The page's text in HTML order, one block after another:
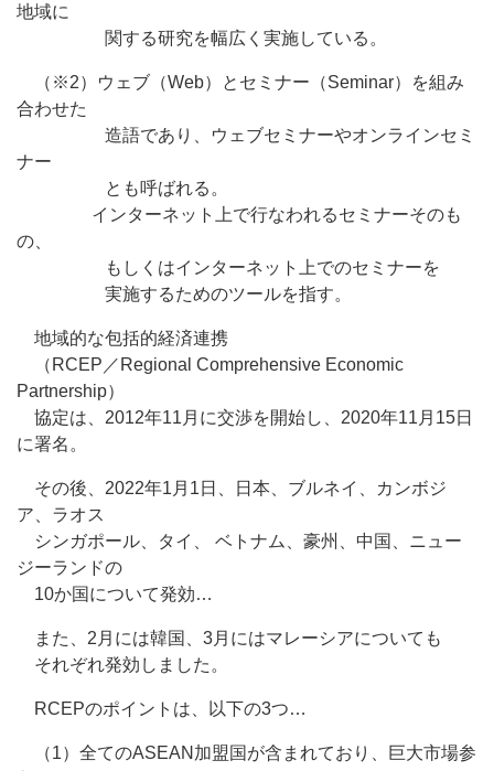
地域に
関する研究を幅広く実施している。
（※2）ウェブ（Web）とセミナー（Seminar）を組み
合わせた
造語であり、ウェブセミナーやオンラインセミ
ナー
とも呼ばれる。
インターネット上で行なわれるセミナーそのも
の、
もしくはインターネット上でのセミナーを
実施するためのツールを指す。
地域的な包括的経済連携
（RCEP／Regional Comprehensive Economic
Partnership）
協定は、2012年11月に交渉を開始し、2020年11月15日
に署名。
その後、2022年1月1日、日本、ブルネイ、カンボジ
ア、ラオス
シンガポール、タイ、 ベトナム、豪州、中国、ニュー
ジーランドの
10か国について発効…
また、2月には韓国、3月にはマレーシアについても
それぞれ発効しました。
RCEPのポイントは、以下の3つ…
（1）全てのASEAN加盟国が含まれており、巨大市場参